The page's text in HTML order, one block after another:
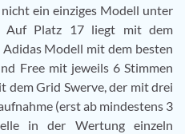
ein einziges Modell unter
Auf Platz 17 liegt mit dem
Modell mit dem besten
Free mit jeweils 6 Stimmen
dem Grid Swerve, der mit drei
(erst ab mindestens 3
in der Wertung einzeln